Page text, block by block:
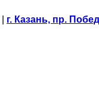
г. Казань, пр.